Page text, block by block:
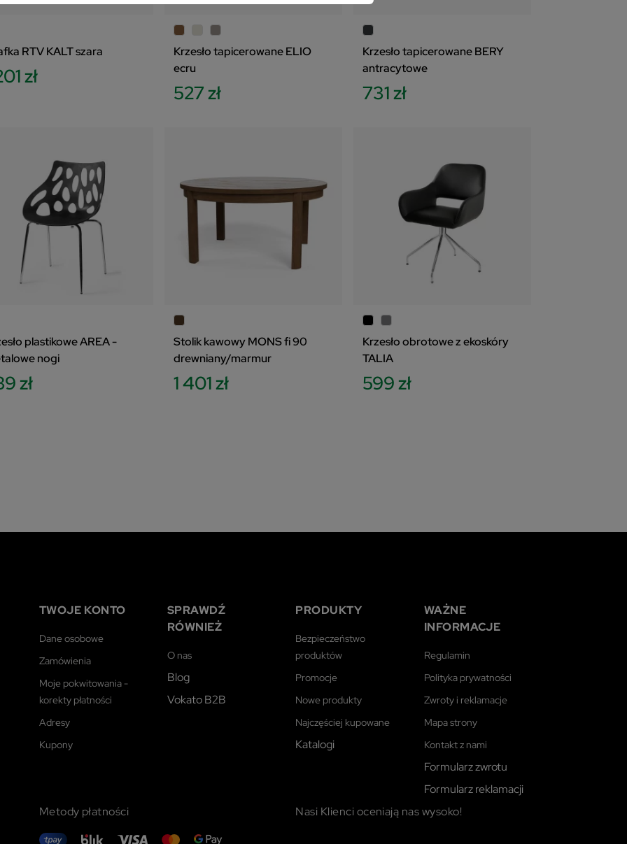
RTV KALT szara
zł
Krzesło tapicerowane ELIO
ecru
527 zł
Krzesło tapicerowane BERY
antracytowe
731 zł
plastikowe AREA -
nogi
zł
Stolik kawowy MONS fi 90
drewniany/marmur
1 401 zł
Krzesło obrotowe z ekoskóry
TALIA
599 zł
TWOJE KONTO
Dane osobowe
Zamówienia
Moje pokwitowania -
korekty płatności
Adresy
Kupony
SPRAWDŹ
RÓWNIEŻ
O nas
Blog
Vokato B2B
PRODUKTY
Bezpieczeństwo
produktów
Promocje
Nowe produkty
Najczęściej kupowane
Katalogi
WAŻNE
INFORMACJE
Regulamin
Polityka prywatności
Zwroty i reklamacje
Mapa strony
Kontakt z nami
Formularz zwrotu
Formularz reklamacji
Metody płatności
Nasi Klienci oceniają nas wysoko!